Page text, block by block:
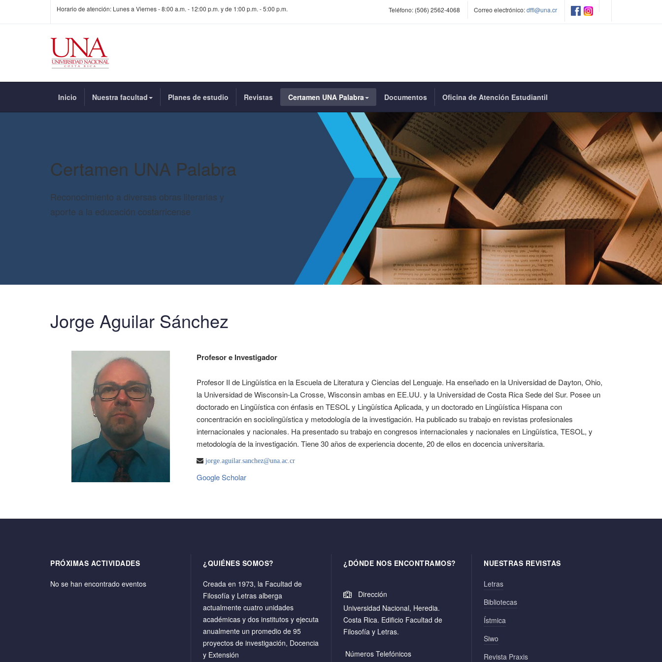
Horario de atención: Lunes a Viernes - 8:00 a.m. - 12:00 p.m. y de 1:00 p.m. - 5:00 p.m. Teléfono: (506) 2562-4068 Correo electrónico:dffl@una.cr
Inicio Nuestra facultad Planes de estudio Revistas Certamen UNA Palabra Documentos Oficina de Atención Estudiantil
Certamen UNA Palabra
Reconocimiento a diversas obras literarias y
aporte a la educación costarricense
Jorge Aguilar Sánchez
Profesor e Investigador
Profesor II de Lingüística en la Escuela de Literatura y Ciencias del Lenguaje. Ha enseñado en la Universidad de Dayton, Ohio,
la Universidad de Wisconsin-La Crosse, Wisconsin ambas en EE.UU. y la Universidad de Costa Rica Sede del Sur. Posee un
doctorado en Lingüística con énfasis en TESOL y Lingüística Aplicada, y un doctorado en Lingüística Hispana con
concentración en sociolingüística y metodología de la investigación. Ha publicado su trabajo en revistas profesionales
internacionales y nacionales. Ha presentado su trabajo en congresos internacionales y nacionales en Lingüística, TESOL, y
metodología de la investigación. Tiene 30 años de experiencia docente, 20 de ellos en docencia universitaria.
jorge.aguilar.sanchez@una.ac.cr
Google Scholar
PRÓXIMAS ACTIVIDADES
No se han encontrado eventos
¿QUIÉNES SOMOS?
Creada en 1973, la Facultad de
Filosofía y Letras alberga
actualmente cuatro unidades
académicas y dos institutos y ejecuta
anualmente un promedio de 95
proyectos de investigación, Docencia
y Extensión
¿DÓNDE NOS ENCONTRAMOS?
Dirección
Universidad Nacional, Heredia.
Costa Rica. Edificio Facultad de
Filosofía y Letras.
Números Telefónicos
NUESTRAS REVISTAS
Letras
Bibliotecas
Ístmica
Siwo
Revista Praxis